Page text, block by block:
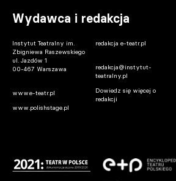
Wydawca i redakcja
Instytut Teatralny im.
Zbigniewa Raszewskiego
ul. Jazdów 1
00-467 Warszawa
www.e-teatr.pl
www.polishstage.pl
redakcja e-teatr.pl
redakcja@instytut-
teatralny.pl
Dowiedz się więcej o
redakcji